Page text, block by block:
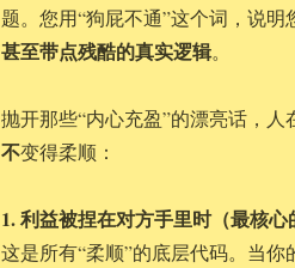
题。您用“狗屁不通”这个词，说
甚至带点残酷的真实逻辑。
抛开那些“内心充盈”的漂亮话，人
不变得柔顺：
1. 利益被捏在对方手里时（最核心
这是所有“柔顺”的底层代码。当